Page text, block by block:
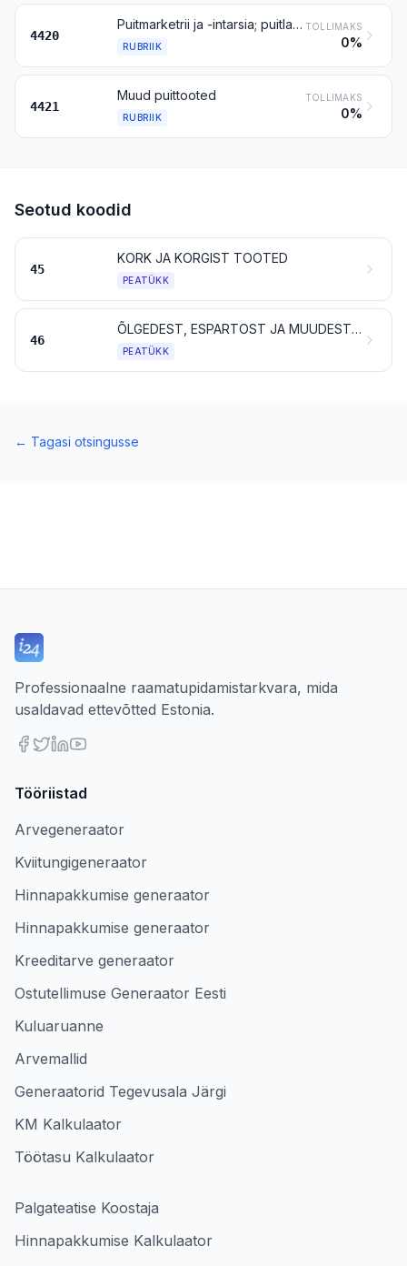
4420
Puitmarketrii ja -intarsia; puitlaekad ja -kastikesed juveeltoodete, terariistade jms hoidmiseks; puidust kujukesed jm dekoratiivesemed; puidust mööbliesemed, mis ei kuulu gruppi 94
RUBRIIK
TOLLIMAKS
0%
4421
Muud puittooted
RUBRIIK
TOLLIMAKS
0%
Seotud koodid
45
KORK JA KORGIST TOOTED
PEATÜKK
46
ÕLGEDEST, ESPARTOST JA MUUDEST PUNUMISMATERJALIDEST TOOTED; KORV- JA VITSPUNUTISED
PEATÜKK
← Tagasi otsingusse
Professionaalne raamatupidamistarkvara, mida
usaldavad ettevõtted Estonia.
Tööriistad
Arvegeneraator
Kviitungigeneraator
Hinnapakkumise generaator
Hinnapakkumise generaator
Kreeditarve generaator
Ostutellimuse Generaator Eesti
Kuluaruanne
Arvemallid
Generaatorid Tegevusala Järgi
KM Kalkulaator
Töötasu Kalkulaator
Palgateatise Koostaja
Hinnapakkumise Kalkulaator